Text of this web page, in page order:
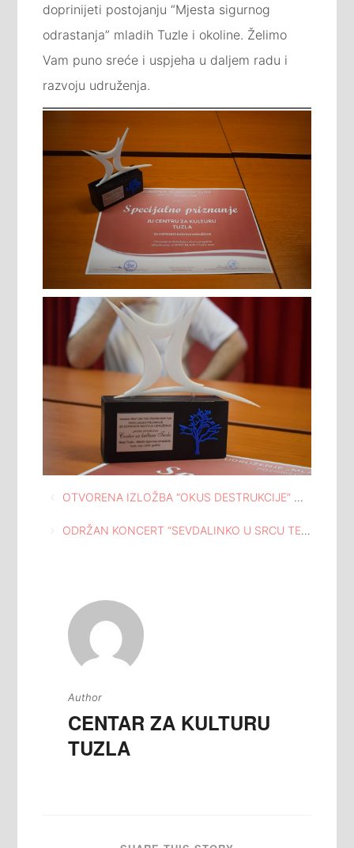
doprinijeti postojanju “Mjesta sigurnog
odrastanja” mladih Tuzle i okoline. Želimo
Vam puno sreće i uspjeha u daljem radu i
razvoju udruženja.
Navigacija
članaka
OTVORENA IZLOŽBA “OKUS DESTRUKCIJE” U KUĆI I ATELJEU ISMET MUJEZINOVIĆ TUZLA
ODRŽAN KONCERT “SEVDALINKO U SRCU TE NOSIM” U KUĆI I ATELJEU ISMET MUJEZINOVIĆ TUZLA
Author
CENTAR ZA KULTURU
TUZLA